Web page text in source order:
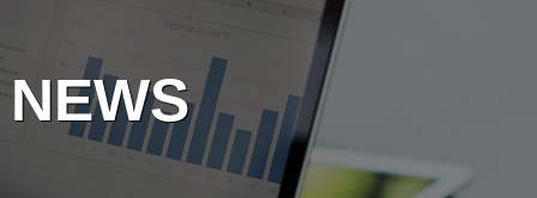
NEWS